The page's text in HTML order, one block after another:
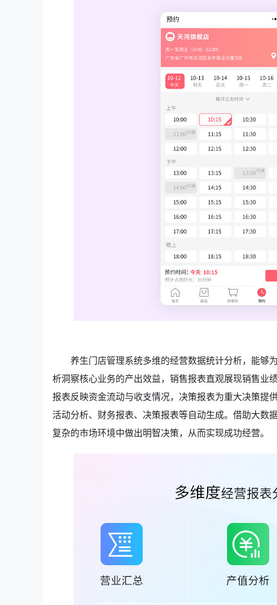
养生门店管理系统多维的经营数据统计分析，能够
析洞察核心业务的产出效益，销售报表直观展现销售业
报表反映资金流动与收支情况，决策报表为重大决策提
活动分析、财务报表、决策报表等自动生成。借助大数
复杂的市场环境中做出明智决策，从而实现成功经营。